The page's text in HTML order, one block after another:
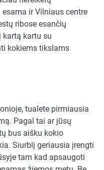
ir Vilniaus centre
ribose esančių
kartą kartu su
kokiems tikslams
tualete pirmiausia
Pagal tai ar jūsų
bus aišku kokio
Siurblį geriausia įrengti
tam kad apsaugoti